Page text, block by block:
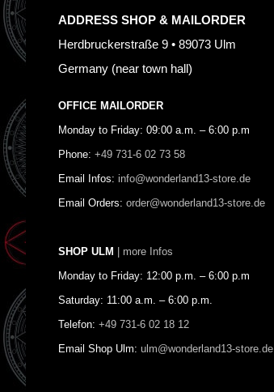
ADDRESS SHOP & MAILORDER
Herdbruckerstraße 9 • 89073 Ulm
Germany (near town hall)
OFFICE MAILORDER
Monday to Friday: 09:00 a.m. – 6:00 p.m
Phone: +49 731-6 02 73 58
Email Infos: info@wonderland13-store.de
Email Orders: order@wonderland13-store.de
SHOP ULM | more Infos
Monday to Friday: 12:00 p.m. – 6:00 p.m
Saturday: 11:00 a.m. – 6:00 p.m.
Telefon: +49 731-6 02 18 12
Email Shop Ulm: ulm@wonderland13-store.de